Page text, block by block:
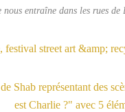
entraîne dans les rues